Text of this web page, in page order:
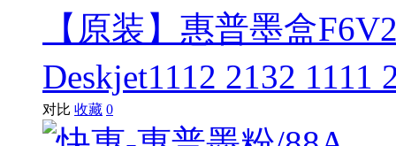
【原装】惠普墨盒
Deskjet1112 2132 1111
对比 收藏 0